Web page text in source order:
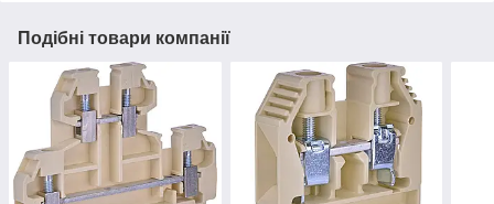
Подібні товари компанії